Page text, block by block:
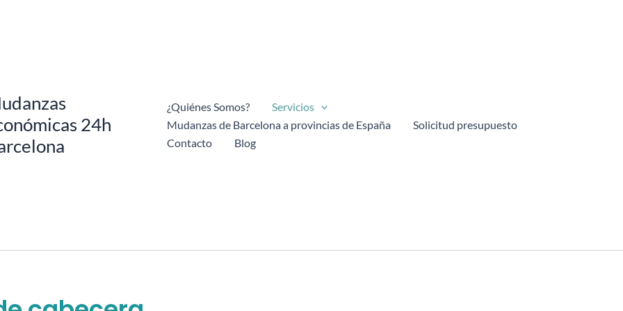
24h
¿Quiénes Somos?
Servicios
Mudanzas de Barcelona a provincias de España
Solicitud presupuesto
Contacto
Blog